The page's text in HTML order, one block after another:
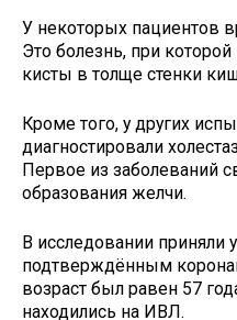
У некоторых пациентов
Это болезнь, при
кисты в толще стенки
Кроме того, у других
диагностировали
Первое из заболеваний
образования желчи.
В исследовании приняли
подтверждённым
возраст был равен 57
находились на ИВЛ.